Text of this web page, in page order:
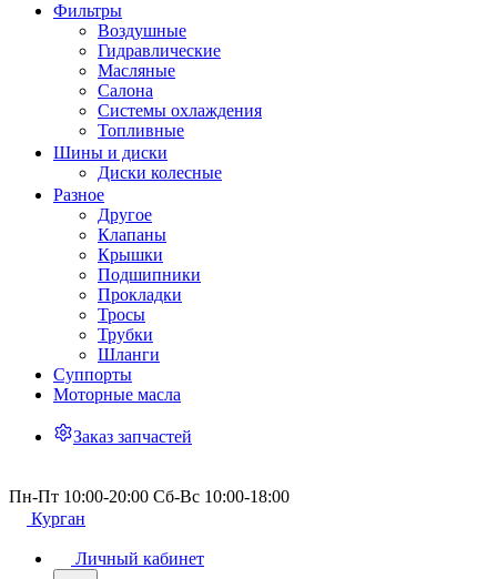
Фильтры
Воздушные
Гидравлические
Масляные
Салона
Системы охлаждения
Топливные
Шины и диски
Диски колесные
Разное
Другое
Клапаны
Крышки
Подшипники
Прокладки
Тросы
Трубки
Шланги
Суппорты
Моторные масла
Заказ запчастей
Пн-Пт 10:00-20:00 Сб-Вс 10:00-18:00
Курган
Личный кабинет